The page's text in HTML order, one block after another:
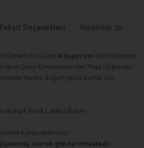
Seçenekleri Yorumlar (0)
Günleri En Güzel kidspartim Ürün Kombini
Günü Kombinimiz Her Yaşa Uygundur.
harika doğum günü partisi sizi
Karışık Renk Lateks Balon
Kullanabilirsiniz.
olarak gönderilmektedir.